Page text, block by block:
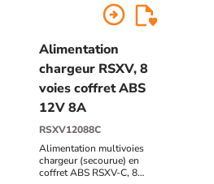
arrow_circle_right
Alimentation
chargeur RSXV, 8
voies coffret ABS
12V 8A
RSXV12088C
Alimentation multivoies
chargeur (secourue) en
coffret ABS RSXV-C, 8